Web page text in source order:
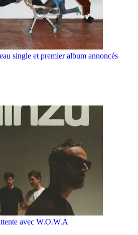
single et premier album annoncés
avec W.O.W.A